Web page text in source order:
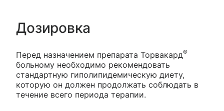
Дозировка
Перед назначением препарата Торвакард®
больному необходимо рекомендовать
стандартную гиполипидемическую диету,
которую он должен продолжать соблюдать в
течение всего периода терапии.